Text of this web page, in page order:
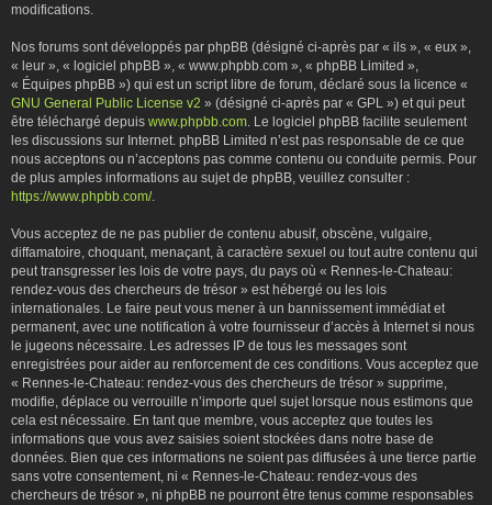
modifications.
Nos forums sont développés par phpBB (désigné ci-après par « ils », « eux »,
« leur », « logiciel phpBB », « www.phpbb.com », « phpBB Limited »,
« Équipes phpBB ») qui est un script libre de forum, déclaré sous la licence «
GNU General Public License v2 » (désigné ci-après par « GPL ») et qui peut
être téléchargé depuis www.phpbb.com. Le logiciel phpBB facilite seulement
les discussions sur Internet. phpBB Limited n’est pas responsable de ce que
nous acceptons ou n’acceptons pas comme contenu ou conduite permis. Pour
de plus amples informations au sujet de phpBB, veuillez consulter :
https://www.phpbb.com/.
Vous acceptez de ne pas publier de contenu abusif, obscène, vulgaire,
diffamatoire, choquant, menaçant, à caractère sexuel ou tout autre contenu qui
peut transgresser les lois de votre pays, du pays où « Rennes-le-Chateau:
rendez-vous des chercheurs de trésor » est hébergé ou les lois
internationales. Le faire peut vous mener à un bannissement immédiat et
permanent, avec une notification à votre fournisseur d’accès à Internet si nous
le jugeons nécessaire. Les adresses IP de tous les messages sont
enregistrées pour aider au renforcement de ces conditions. Vous acceptez que
« Rennes-le-Chateau: rendez-vous des chercheurs de trésor » supprime,
modifie, déplace ou verrouille n’importe quel sujet lorsque nous estimons que
cela est nécessaire. En tant que membre, vous acceptez que toutes les
informations que vous avez saisies soient stockées dans notre base de
données. Bien que ces informations ne soient pas diffusées à une tierce partie
sans votre consentement, ni « Rennes-le-Chateau: rendez-vous des
chercheurs de trésor », ni phpBB ne pourront être tenus comme responsables